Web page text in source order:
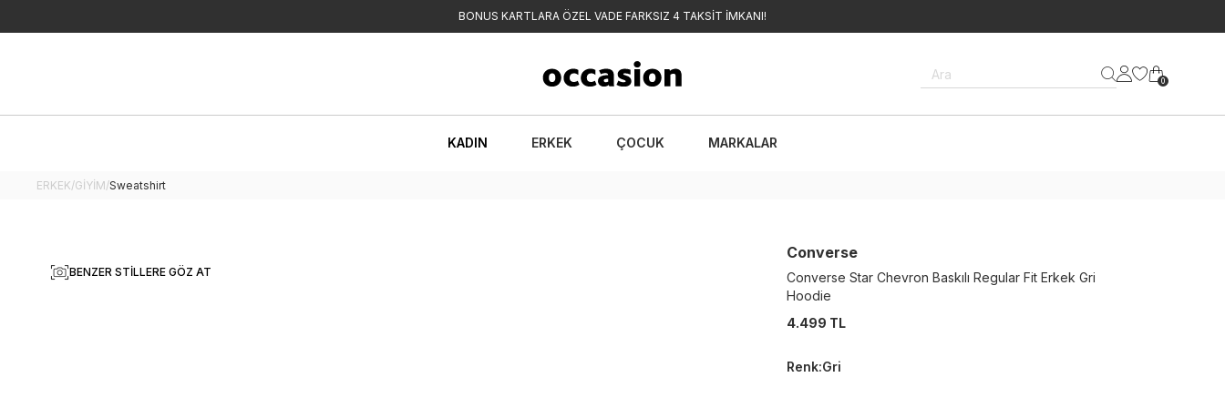
BONUS KARTLARA ÖZEL VADE FARKSIZ 4 TAKSİT İMKANI!
Ara 0
KADIN ERKEK ÇOCUK MARKALAR
ERKEK/GİYİM/Sweatshirt
BENZER STILLERE GÖZ AT
Converse
Converse Star Chevron Baskılı Regular Fit Erkek Gri
Hoodie
4.499 TL
Renk:Gri